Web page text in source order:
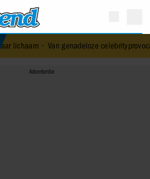
•Van genadeloze celebrityprovocateur tot